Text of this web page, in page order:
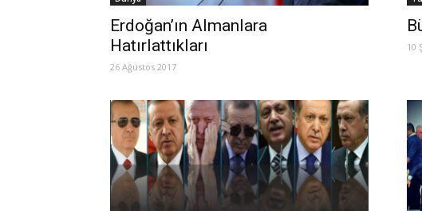
Erdoğan’ın Almanlara
Hatırlattıkları
26 Ağustos 2017
10